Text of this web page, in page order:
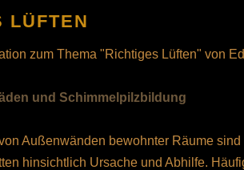
LÜFTEN
zum Thema "Richtiges Lüften" von
und Schimmelpilzbildung
Außenwänden bewohnter Räume
hinsichtlich Ursache und Abhilfe.